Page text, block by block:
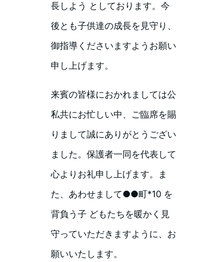
長しよう としております。今
後とも子供達の成長を見守り、
御指導くださいますようお願い
申し上げます。
来賓の皆様におかれましては公
私共にお忙しい中、ご臨席を賜
りまして誠にありがとうござい
ました。保護者一同を代表して
心よりお礼申し上げます。ま
た、あわせまして●●町*10 を
背負う子 どもたちを暖かく見
守っていただきますように、お
願いいたします。